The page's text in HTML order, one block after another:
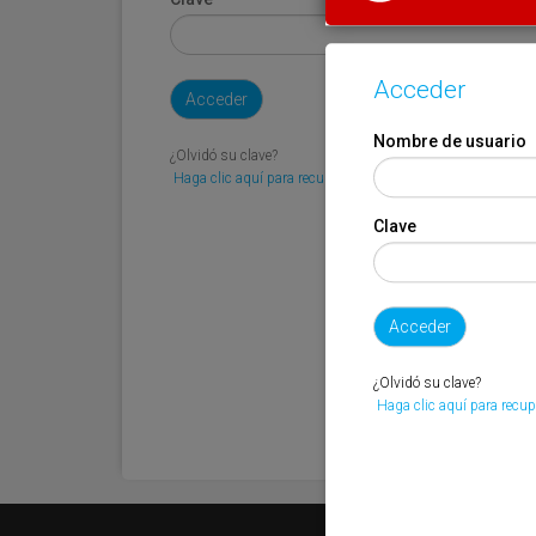
¿Olvidó su clave?
Haga clic aquí para recuperarla.
Acceder
Nombre de usuario
Clave
¿Olvidó su clave?
Haga clic aquí para